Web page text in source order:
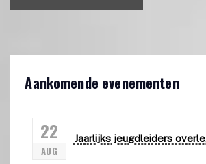
Aankomende evenementen
22
AUG
Jaarlijks jeugdleiders